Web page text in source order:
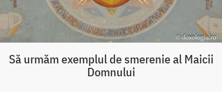
Să urmăm exemplul de smerenie al Maicii
Domnului